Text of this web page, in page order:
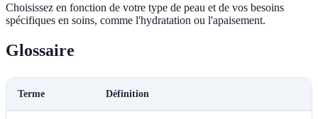
Choisissez en fonction de votre type de peau et de vos besoins
spécifiques en soins, comme l'hydratation ou l'apaisement.
Glossaire
Terme Définition